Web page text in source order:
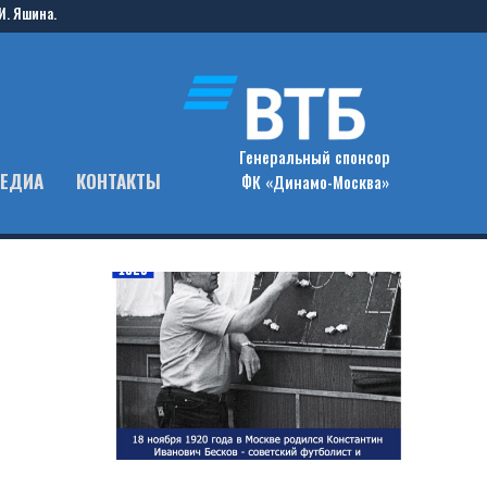
Яшина.
КОНТАКТЫ
Генеральный спонсор
ФК «Динамо-Москва»